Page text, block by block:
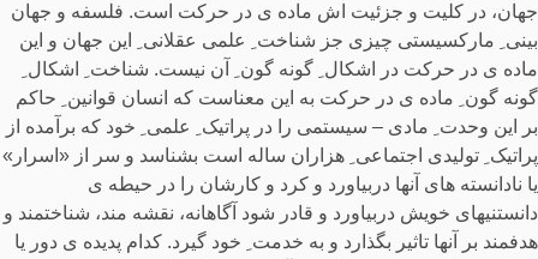
جهان، در کلیت و جزئیت اش ماده ی در حرکت است. فلسفه و جهان
بینی ِ مارکسیستی چیزی جز شناخت ِ علمی عقلانی ِ این جهان و این
ماده ی در حرکت در اشکال ِ گونه گون ِ آن نیست. شناخت ِ اشکال ِ
گونه گون ِ ماده ی در حرکت به این معناست که انسان قوانین ِ حاکم
بر این وحدت ِ مادی – سیستمی را در پراتیک ِ علمی ِ خود که برآمده از
پراتیک ِ تولیدی اجتماعی ِ هزاران ساله است بشناسد و سر از «اسرار»
یا نادانسته های آنها دربیاورد و کرد و کارشان را در حیطه ی
دانستنیهای خویش دربیاورد و قادر شود آگاهانه، نقشه مند، شناختمند و
هدفمند بر آنها تاثیر بگذارد و به خدمت ِ خود گیرد. کدام پدیده ی دور یا